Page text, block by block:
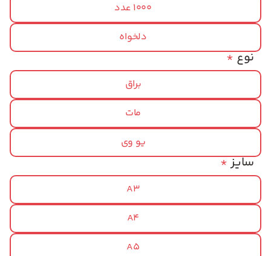
1000 عدد
دلخواه
*نوع
براق
مات
یو وی
*سایز
A3
A4
A5